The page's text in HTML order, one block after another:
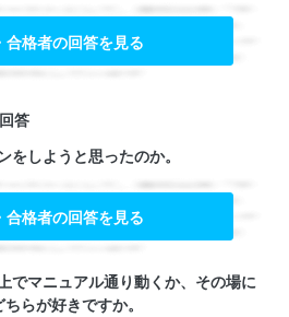
合格者の回答を見る
答
しようと思ったのか。
合格者の回答を見る
でマニュアル通り動くか、その場に
らが好きですか。